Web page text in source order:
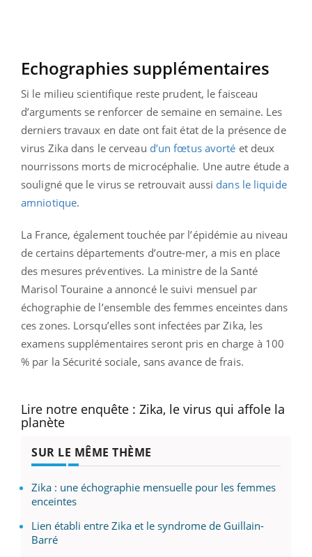
Echographies supplémentaires
Si le milieu scientifique reste prudent, le faisceau
d’arguments se renforcer de semaine en semaine. Les
derniers travaux en date ont fait état de la présence de
virus Zika dans le cerveau d’un fœtus avorté et deux
nourrissons morts de microcéphalie. Une autre étude a
souligné que le virus se retrouvait aussi dans le liquide
amniotique.
La France, également touchée par l’épidémie au niveau
de certains départements d’outre-mer, a mis en place
des mesures préventives. La ministre de la Santé
Marisol Touraine a annoncé le suivi mensuel par
échographie de l’ensemble des femmes enceintes dans
ces zones. Lorsqu’elles sont infectées par Zika, les
examens supplémentaires seront pris en charge à 100
% par la Sécurité sociale, sans avance de frais.
Lire notre enquête : Zika, le virus qui affole la
planète
SUR LE MÊME THÈME
Zika : une échographie mensuelle pour les femmes
enceintes
Lien établi entre Zika et le syndrome de Guillain-
Barré